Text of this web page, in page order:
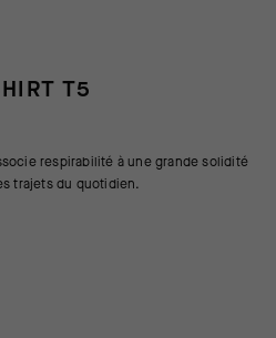
T5
respirabilité à une grande solidité
trajets du quotidien.